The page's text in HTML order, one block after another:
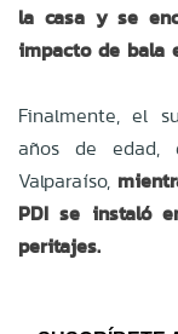
la casa y se
impacto de bala
Finalmente, el
años de edad,
Valparaíso,
PDI se instaló
peritajes.